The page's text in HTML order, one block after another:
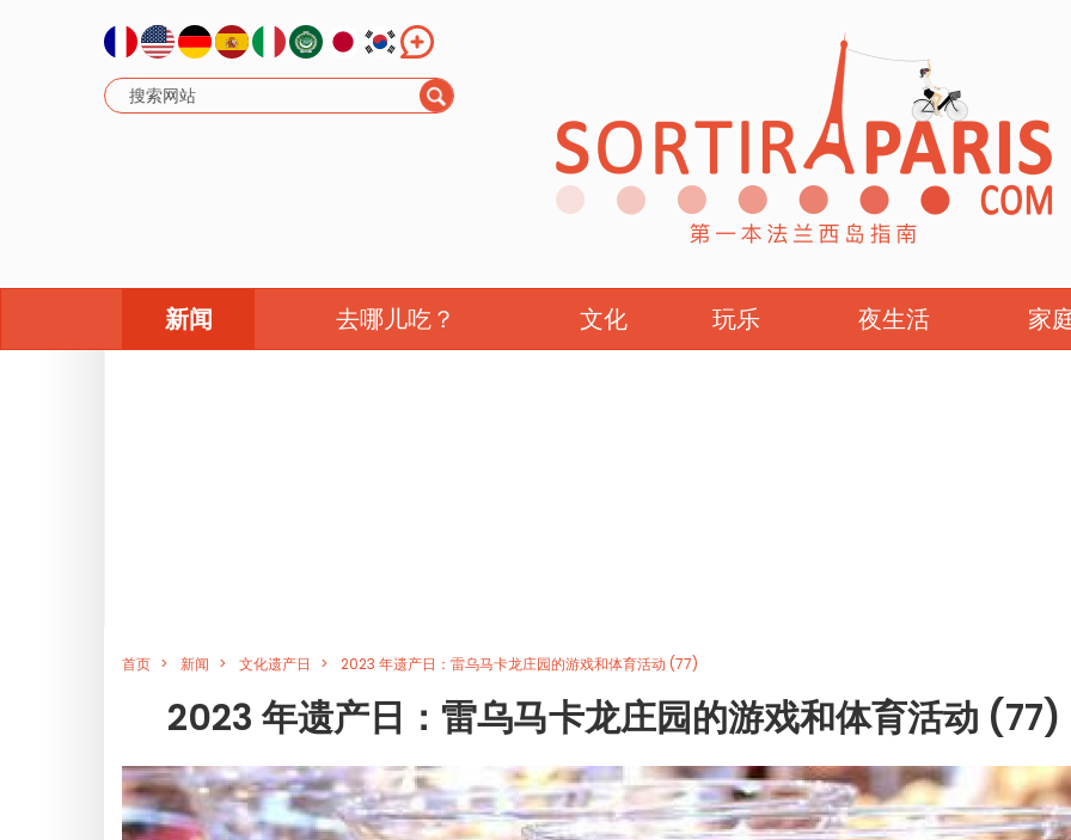
新闻 去哪儿吃？ 文化 玩乐 夜生活 家
首页 新闻 文化遗产日 2023 年遗产日：雷乌马卡龙庄园的游戏和体育活动 (77)
2023 年遗产日：雷乌马卡龙庄园的游戏和体育活动 (77)